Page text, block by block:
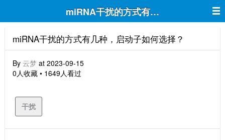
miRNA干扰的方式有几种，启动子如
miRNA干扰的方式有几种，启动子如何选择？
By 云梦 at 2023-09-15
0人收藏 • 1649人看过
干扰